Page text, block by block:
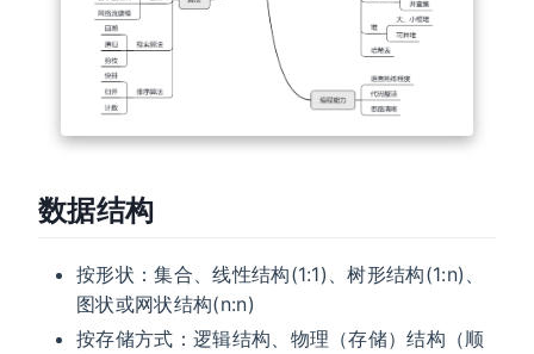
数据结构
按形状：集合、线性结构(1:1)、树形结构(1:n)、
图状或网状结构(n:n)
按存储方式：逻辑结构、物理（存储）结构（顺